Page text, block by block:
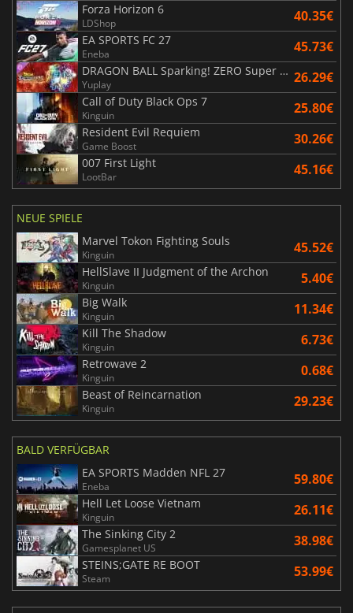
Forza Horizon 6
LDShop 40.35€
EA SPORTS FC 27
Eneba 45.73€
DRAGON BALL Sparking! ZERO Super Limit Breaking NEO
Yuplay 26.29€
Call of Duty Black Ops 7
Kinguin 25.80€
Resident Evil Requiem
Game Boost 30.26€
007 First Light
LootBar 45.16€
NEUE SPIELE
Marvel Tokon Fighting Souls
Kinguin 45.52€
HellSlave II Judgment of the Archon
Kinguin 5.40€
Big Walk
Kinguin 11.34€
Kill The Shadow
Kinguin 6.73€
Retrowave 2
Kinguin 0.68€
Beast of Reincarnation
Kinguin 29.23€
BALD VERFÜGBAR
EA SPORTS Madden NFL 27
Eneba 59.80€
Hell Let Loose Vietnam
Kinguin 26.11€
The Sinking City 2
Gamesplanet US 38.98€
STEINS;GATE RE BOOT
Steam 53.99€